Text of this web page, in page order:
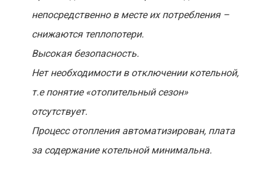
непосредственно в месте их потребления –
снижаются теплопотери.
Высокая безопасность.
Нет необходимости в отключении котельной,
т.е понятие «отопительный сезон»
отсутствует.
Процесс отопления автоматизирован, плата
за содержание котельной минимальна.